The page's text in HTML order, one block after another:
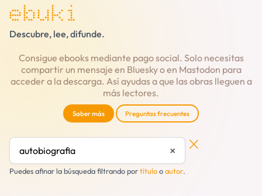
ebuki
Descubre, lee, difunde.
Consigue ebooks mediante pago social. Solo necesitas
compartir un mensaje en Bluesky o en Mastodon para
acceder a la descarga. Así ayudas a que las obras lleguen a
más lectores.
Saber más Preguntas frecuentes
×
Puedes afinar la búsqueda filtrando portítulooautor.